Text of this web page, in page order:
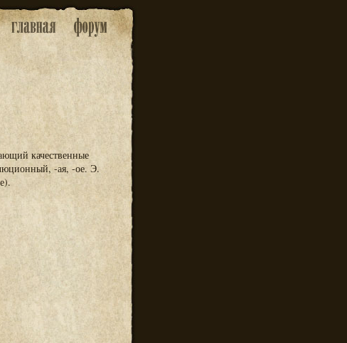
качественные
-ая, -ое. Э.